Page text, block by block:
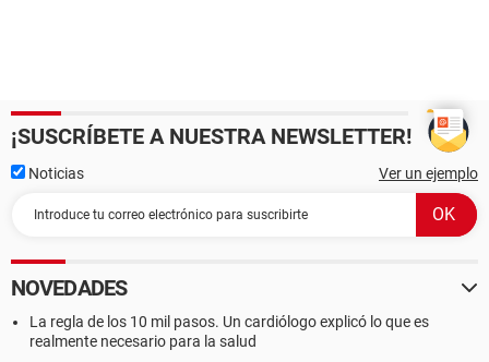
¡SUSCRÍBETE A NUESTRA NEWSLETTER!
Noticias Ver un ejemplo
NOVEDADES
La regla de los 10 mil pasos. Un cardiólogo explicó lo que es
realmente necesario para la salud